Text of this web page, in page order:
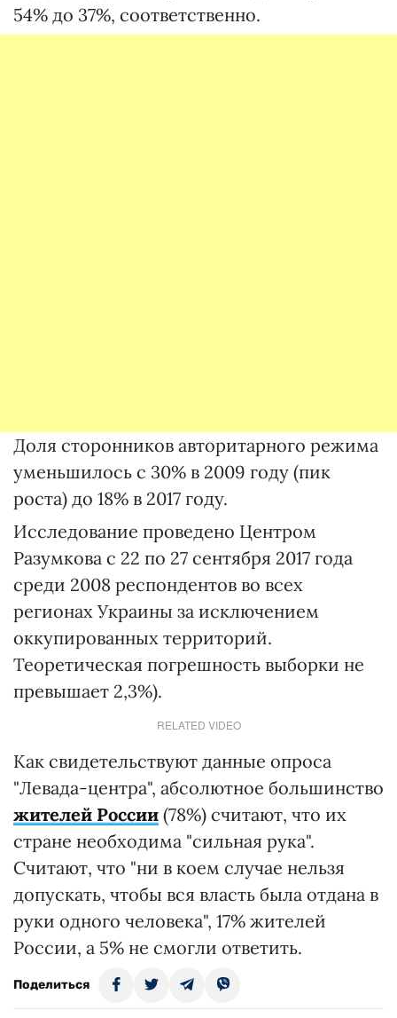
54% до 37%, соответственно.
Доля сторонников авторитарного режима
уменьшилось с 30% в 2009 году (пик
роста) до 18% в 2017 году.
Исследование проведено Центром
Разумкова с 22 по 27 сентября 2017 года
среди 2008 респондентов во всех
регионах Украины за исключением
оккупированных территорий.
Теоретическая погрешность выборки не
превышает 2,3%).
RELATED VIDEO
Как свидетельствуют данные опроса
"Левада-центра", абсолютное большинство
жителей России (78%) считают, что их
стране необходима "сильная рука".
Считают, что "ни в коем случае нельзя
допускать, чтобы вся власть была отдана в
руки одного человека", 17% жителей
России, а 5% не смогли ответить.
Поделиться